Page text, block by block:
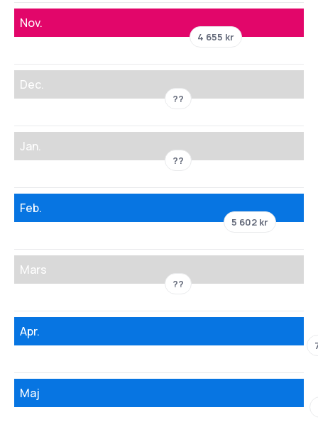
Nov.
4 655 kr
Dec.
??
Jan.
??
Feb.
5 602 kr
Mars
??
Apr.
Maj